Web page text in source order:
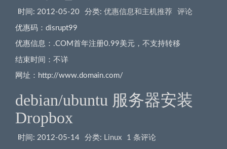
时间: 2012-05-20 分类: 优惠信息和主机推荐 评论
优惠码：disrupt99
优惠信息：.COM首年注册0.99美元，不支持转移
结束时间：不详
网址：http://www.domain.com/
debian/ubuntu 服务器安装
Dropbox
时间: 2012-05-14 分类: Linux 1 条评论